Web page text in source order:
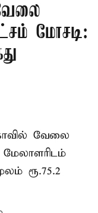
மோசடி:
வில் வேலை
மேலாளரிடம்
ரூ.75.2